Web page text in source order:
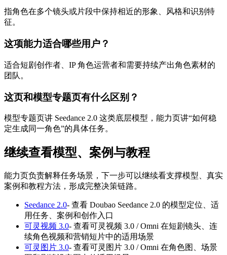
指角色在多个镜头或片段中保持相近的形象、风格和识别特
征。
这项能力适合哪些用户？
适合短剧创作者、IP 角色运营者和需要持续产出角色素材的
团队。
这页和模型专题页有什么区别？
模型专题页讲 Seedance 2.0 这类底层模型，能力页讲“如何稳
定生成同一角色”的具体任务。
继续查看模型、案例与教程
能力页负责解释任务场景，下一步可以继续看支撑模型、真实
案例和教程方法，形成完整决策链路。
Seedance 2.0- 查看 Doubao Seedance 2.0 的模型定位、适
用任务、案例和创作入口
可灵视频 3.0- 查看可灵视频 3.0 / Omni 在短剧镜头、连
续角色视频和营销短片中的适用场景
可灵图片 3.0- 查看可灵图片 3.0 / Omni 在角色图、场景